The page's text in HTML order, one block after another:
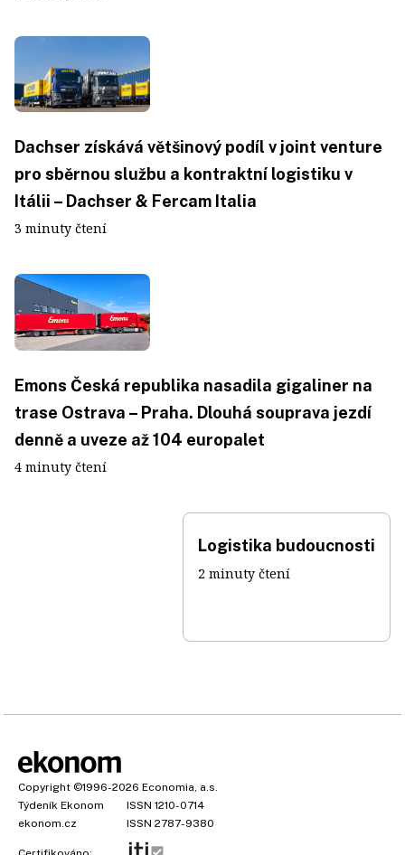
Dachser získává většinový podíl v joint venture
pro sběrnou službu a kontraktní logistiku v
Itálii – Dachser & Fercam Italia
3 minuty čtení
Emons Česká republika nasadila gigaliner na
trase Ostrava – Praha. Dlouhá souprava jezdí
denně a uveze až 104 europalet
4 minuty čtení
Logistika budoucnosti
2 minuty čtení
Copyright ©1996-2026 Economia, a.s.
Týdeník Ekonom
ISSN 1210-0714
ekonom.cz
ISSN 2787-9380